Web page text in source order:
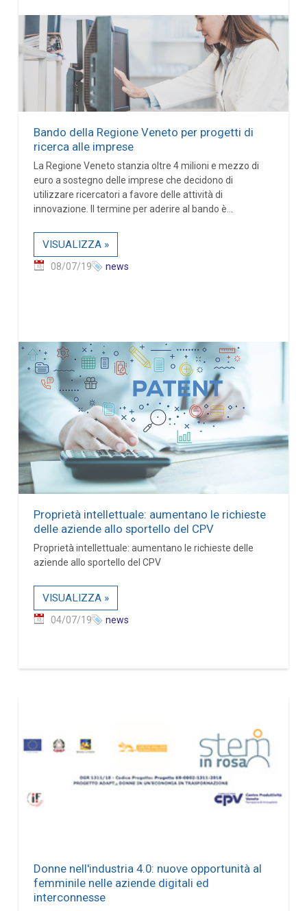
Bando della Regione Veneto per progetti di
ricerca alle imprese
La Regione Veneto stanzia oltre 4 milioni e mezzo di
euro a sostegno delle imprese che decidono di
utilizzare ricercatori a favore delle attività di
innovazione. Il termine per aderire al bando è...
VISUALIZZA »
08/07/19 news
Proprietà intellettuale: aumentano le richieste
delle aziende allo sportello del CPV
Proprietà intellettuale: aumentano le richieste delle
aziende allo sportello del CPV
VISUALIZZA »
04/07/19 news
Donne nell'industria 4.0: nuove opportunità al
femminile nelle aziende digitali ed
interconnesse